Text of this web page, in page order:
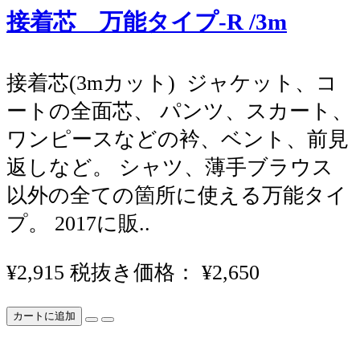
接着芯 万能タイプ-R /3m
接着芯(3mカット) ジャケット、コ
ートの全面芯、 パンツ、スカート、
ワンピースなどの衿、ベント、前見
返しなど。 シャツ、薄手ブラウス
以外の全ての箇所に使える万能タイ
プ。 2017に販..
¥2,915 税抜き価格： ¥2,650
カートに追加